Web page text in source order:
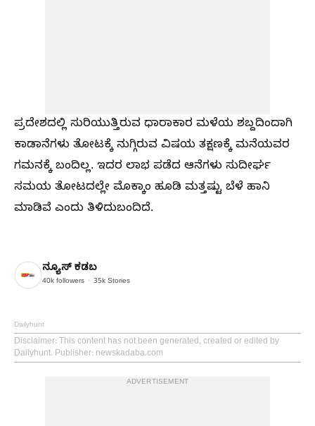
ಪ್ರದೇಶದಲ್ಲಿ ಸುರಿಯುತ್ತಿರುವ ಧಾರಾಕಾರ ಮಳೆಯ ಶಬ್ದದಿಂದಾಗಿ
ಕಾಡಾನೆಗಳು ತೋಟಕ್ಕೆ ನುಗ್ಗಿರುವ ವಿಷಯ ತಕ್ಷಣಕ್ಕೆ ಮನೆಯವರ
ಗಮನಕ್ಕೆ ಬಂದಿಲ್ಲ. ಇದರ ಲಾಭ ಪಡೆದ ಆನೆಗಳು ಸುದೀರ್ಘ
ಸಮಯ ತೋಟದಲ್ಲೇ ಮೊಕ್ಕಾಂ ಹೂಡಿ ಮತ್ತಷ್ಟು ಬೆಳೆ ಹಾನಿ
ಮಾಡಿವೆ ಎಂದು ತಿಳಿದುಬಂದಿದೆ.
ನ್ಯೂಸ್ ಕಡಬ
40k followers 35k Stories
Dailyhunt
Disclaimer: This content has not been generated, created or edited by
Dailyhunt. Publisher: newskadaba.com
ADVERTISEMENT